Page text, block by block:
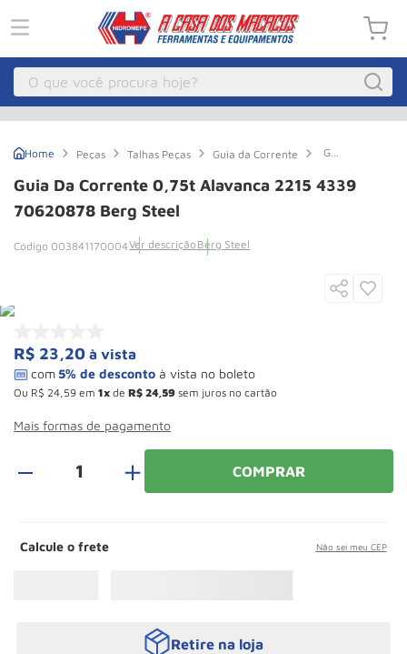
O que você procura hoje?
Peças Talhas Peças Guia da Corrente
Guia
Corrente
0,75t
Guia Da Corrente 0,75t Alavanca 2215 4339
70620878 Berg Steel
003841170004Ver descrição Berg Steel
R$ 23,20 à vista
Ou R$ 24 59 em 1 de R$ 24 59 sem juros no cartão
Mais formas de pagamento
＋ COMPRAR
Calcule o frete Não sei meu CEP
Retire na loja
Guincho Eletrico
3 Macaco Hidraulico
8 Talha
9º Paleteira
10 º Rodizio